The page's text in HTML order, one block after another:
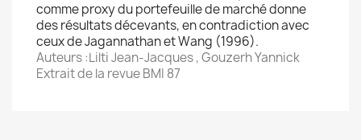
comme proxy du portefeuille de marché donne
des résultats décevants, en contradiction avec
ceux de Jagannathan et Wang (1996).
Auteurs :Lilti Jean-Jacques , Gouzerh Yannick
Extrait de la revue BMI 87